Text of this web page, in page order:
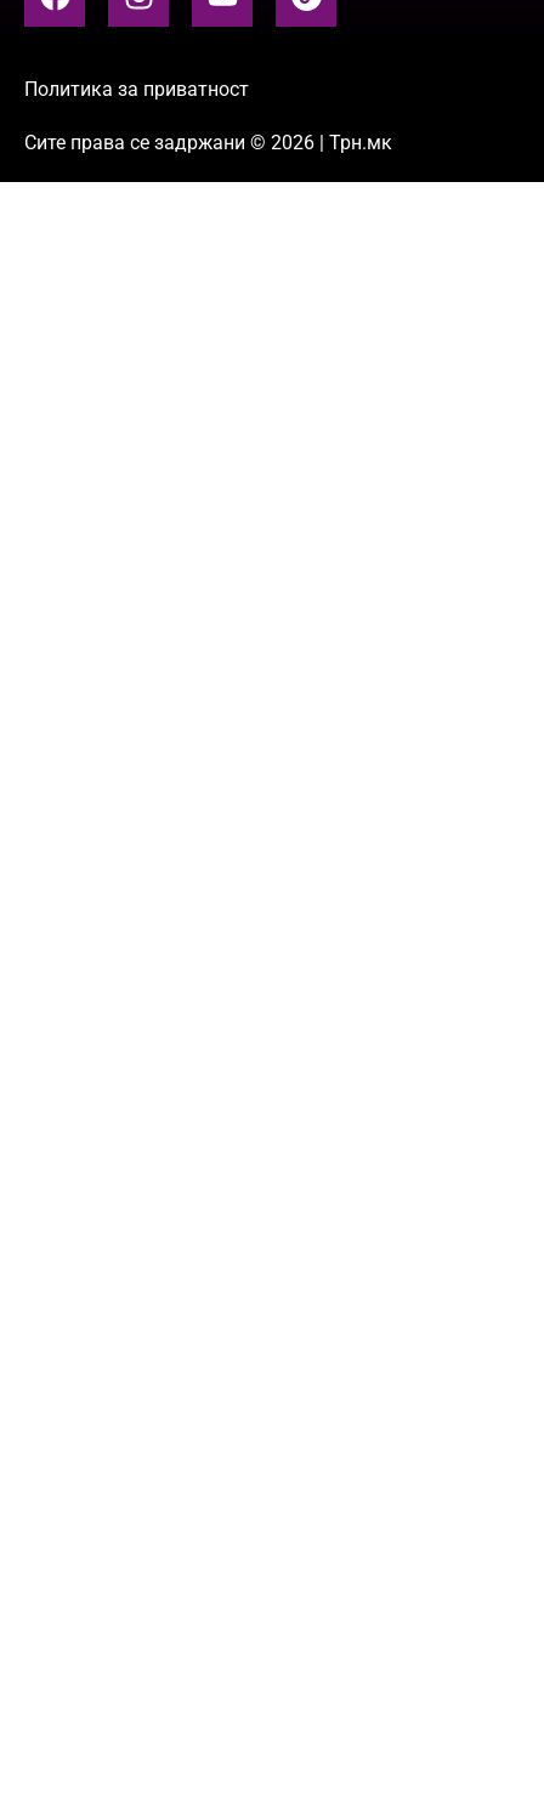
Политика за приватност
Сите права се задржани © 2026 | Трн.мк